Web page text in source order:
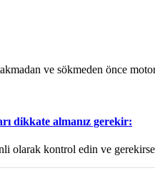
ve sökmeden önce
dikkate almanız gerekir:
olarak kontrol edin ve